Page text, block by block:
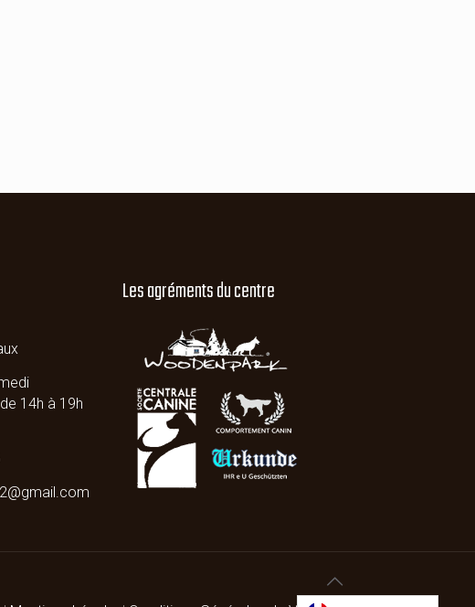
14h à 19h
Les agréments du centre